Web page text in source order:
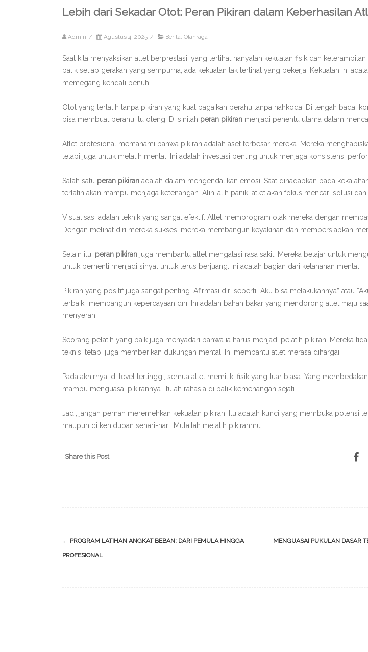
Lebih dari Sekadar Otot: Peran Pikiran dalam Keberhasilan
Admin / Agustus 4, 2025 / Berita, Olahraga
Saat kita menyaksikan atlet berprestasi, yang terlihat hanyalah kekuatan fisik dan
balik setiap gerakan yang sempurna, ada kekuatan tak terlihat yang bekerja. Kekuatan ini
memegang kendali penuh.
Otot yang terlatih tanpa pikiran yang kuat bagaikan perahu tanpa nahkoda. Di tengah badai
bisa membuat perahu itu oleng. Di sinilah peran pikiran menjadi penentu utama dalam
Atlet profesional memahami bahwa pikiran adalah aset terbesar mereka. Mereka
tetapi juga untuk melatih mental. Ini adalah investasi penting untuk menjaga konsistensi
Salah satu peran pikiran adalah dalam mengendalikan emosi. Saat dihadapkan pada
terlatih akan mampu menjaga ketenangan. Alih-alih panik, atlet akan fokus mencari solusi dan
Visualisasi adalah teknik yang sangat efektif. Atlet memprogram otak mereka dengan
Dengan melihat diri mereka sukses, mereka membangun keyakinan dan mempersiapkan
Selain itu, peran pikiran juga membantu atlet mengatasi rasa sakit. Mereka belajar untuk
untuk berhenti menjadi sinyal untuk terus berjuang. Ini adalah bagian dari ketahanan mental.
Pikiran yang positif juga sangat penting. Afirmasi diri seperti “Aku bisa melakukannya” atau
terbaik” membangun kepercayaan diri. Ini adalah bahan bakar yang mendorong atlet maju
menyerah.
Seorang pelatih yang baik juga menyadari bahwa ia harus menjadi pelatih pikiran. Mereka
teknis, tetapi juga memberikan dukungan mental. Ini membantu atlet merasa dihargai.
Pada akhirnya, di level tertinggi, semua atlet memiliki fisik yang luar biasa. Yang
mampu menguasai pikirannya. Itulah rahasia di balik kemenangan sejati.
Jadi, jangan pernah meremehkan kekuatan pikiran. Itu adalah kunci yang membuka potensi
maupun di kehidupan sehari-hari. Mulailah melatih pikiranmu.
Share this Post
Post
navigation
← PROGRAM LATIHAN ANGKAT BEBAN: DARI PEMULA HINGGA
PROFESIONAL
MENGUASAI PUKULAN DASAR